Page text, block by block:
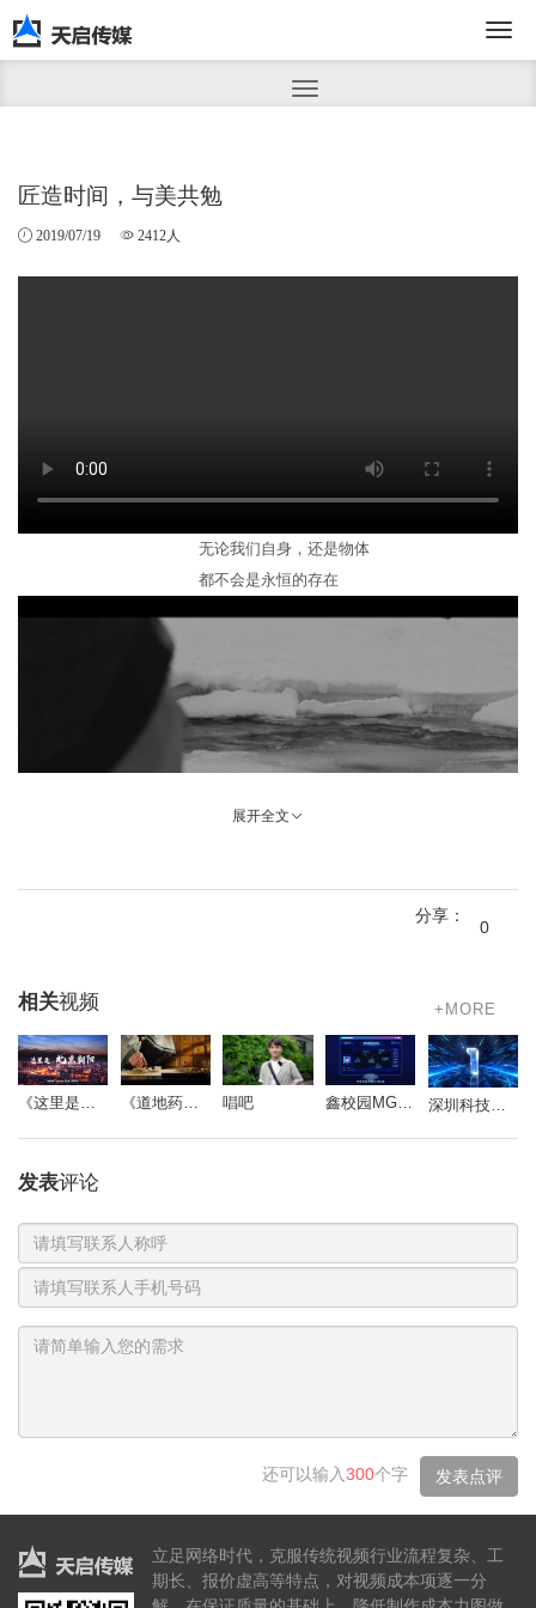
匠造时间，与美共勉
2019/07/19 2412人
无论我们自身，还是物体
都不会是永恒的存在
就好比葡萄
也忍受过极寒和砂砾
万般技艺
展开全文
0
分享：
相关视频 +MORE
《这里是北京朝阳》 《道地药心》同仁堂药材参茸宣传片 唱吧 鑫校园MG动画 深圳科技影视周-开场视频
发表评论
系
电
话
号
还可以输入300个字 发表点评
立足网络时代，克服传统视频行业流程复杂、工
期长、报价虚高等特点，对视频成本项逐一分